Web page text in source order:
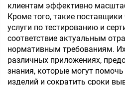
клиентам эффективно
Кроме того, такие
услуги по тестированию и
соответствие актуальным
нормативным требованиям.
различных приложениях,
знания, которые могут
изделий и сократить сроки